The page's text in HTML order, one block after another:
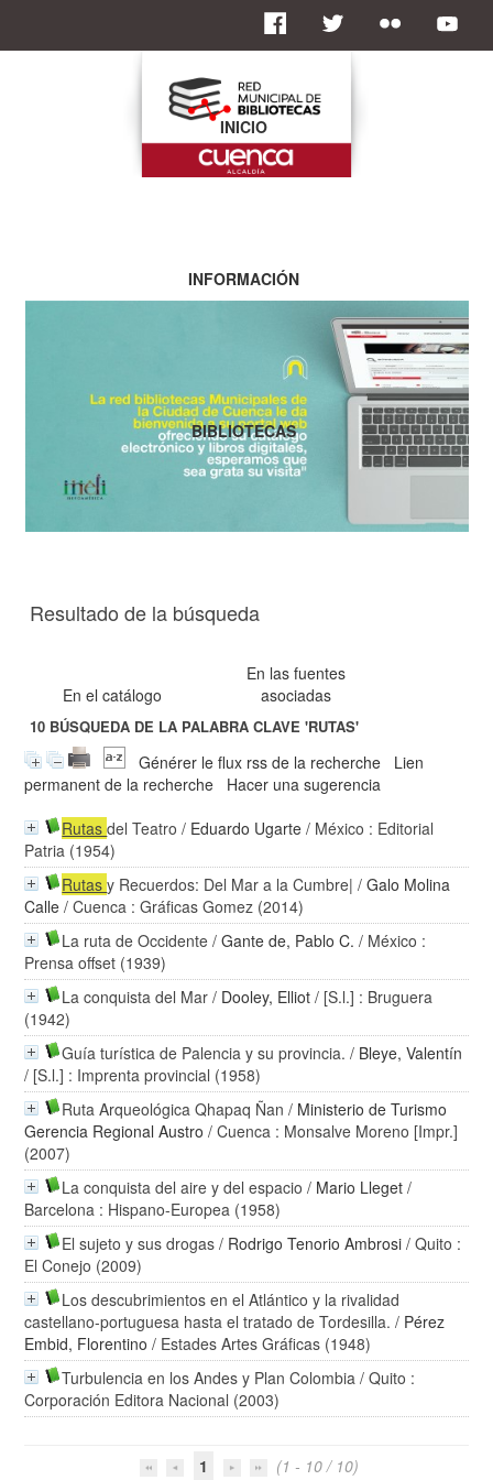
Resultado de la búsqueda
En el catálogo
En las fuentes
asociadas
10 BÚSQUEDA DE LA PALABRA CLAVE'RUTAS'
Générer le flux rss de la recherche
Lien
permanent de la recherche
Hacer una sugerencia
Rutasdel Teatro / Eduardo Ugarte / México : Editorial
Patria (1954)
Rutasy Recuerdos: Del Mar a la Cumbre| /Galo Molina
Calle / Cuenca : Gráficas Gomez (2014)
La ruta de Occidente /Gante de, Pablo C. / México :
Prensa offset (1939)
La conquista del Mar / Dooley, Elliot / [S.l.] : Bruguera
(1942)
Guía turística de Palencia y su provincia. / Bleye, Valentín
/ [S.l.] : Imprenta provincial (1958)
Ruta Arqueológica Qhapaq Ñan / Ministerio de Turismo
Gerencia Regional Austro / Cuenca : Monsalve Moreno [Impr.]
(2007)
La conquista del aire y del espacio / Mario Lleget /
Barcelona : Hispano-Europea (1958)
El sujeto y sus drogas / Rodrigo Tenorio Ambrosi / Quito :
El Conejo (2009)
Los descubrimientos en el Atlántico y la rivalidad
castellano-portuguesa hasta el tratado de Tordesilla. / Pérez
Embid, Florentino / Estades Artes Gráficas (1948)
Turbulencia en los Andes y Plan Colombia / Quito :
Corporación Editora Nacional (2003)
1 (1 - 10 / 10)
INICIO
INFORMACIÓN
BIBLIOTECAS